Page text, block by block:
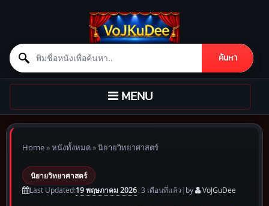
Search for:
ค้นหา
Skip to content
TOGGLE
NAVIGATION
MENU
Home»หนังทั้งหมด»นิยายวิทยาศาสตร์
นิยายวิทยาศาสตร์
Last Updated:19 พฤษภาคม 2026|3 เดือนที่แล้ว | by VoJGuDee